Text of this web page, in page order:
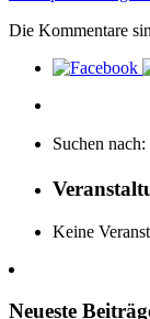
Die Kommentare
Suchen nach:
Keine
Neueste